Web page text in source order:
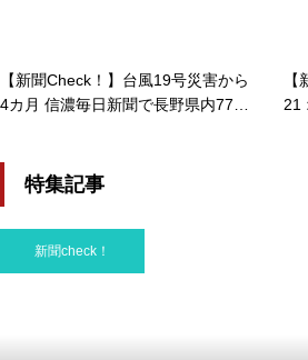
【新聞Check！】台風19号災害から
4カ月 信濃毎日新聞で長野県内77市
21
特集記事
新聞check！